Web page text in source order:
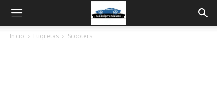
Inicio Etiquetas Scooters